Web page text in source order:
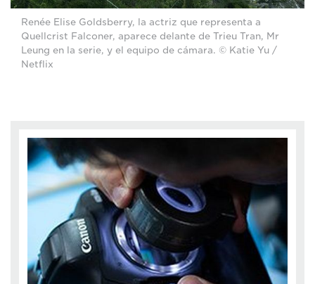
Renée Elise Goldsberry, la actriz que representa a
Quellcrist Falconer, aparece delante de Trieu Tran, Mr
Leung en la serie, y el equipo de cámara. © Katie Yu /
Netflix